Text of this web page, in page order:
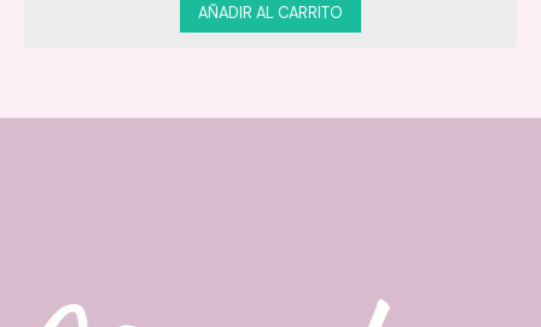
AÑADIR AL CARRITO